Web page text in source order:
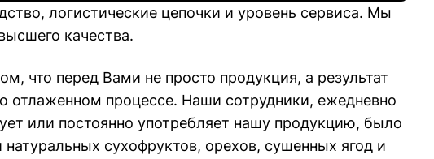
логистические цепочки и уровень сервиса. Мы
качества.
что перед Вами не просто продукция, а результат
процессе. Наши сотрудники, ежедневно
или постоянно употребляет нашу продукцию, было
сухофруктов, орехов, сушенных ягод и